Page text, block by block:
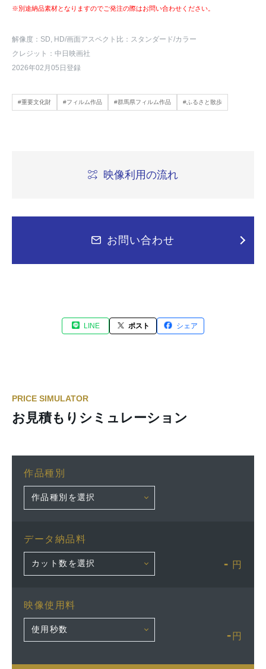
※別途納品素材となりますのでご発注の際はお問い合わせください。
解像度：SD, HD/画面アスペクト比：スタンダード/カラー
クレジット：中日映画社
2026年02月05日登録
#重要文化財 #フィルム作品 #群馬県フィルム作品 #ふるさと散歩
映像利用の流れ
お問い合わせ
LINE ポスト シェア
PRICE SIMULATOR
お見積もりシミュレーション
作品種別
データ納品料
- 円
映像使用料
- 円